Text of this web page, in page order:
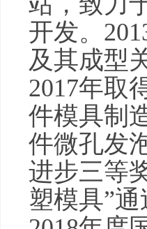
开发。
及其成型
2017年取
件模具制
件微孔发
进步三等
塑模具”